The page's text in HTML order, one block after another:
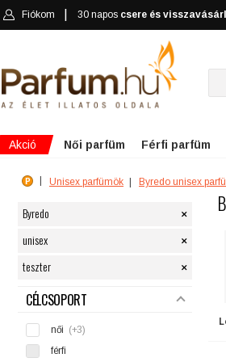
Fiókom 30 napos csere és
Akció Női parfüm Férfi parfüm
Unisex parfümök Byredo unisex
Byredo ×
unisex ×
teszter ×
SZŰRÉS
CÉLCSOPORT
női (+3)
férfi